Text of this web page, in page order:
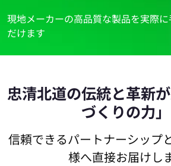
現地メーカーの高品質な製品を実際
だけます
忠清北道の伝統と革新
づくりの力
信頼できるパートナーシップ
様へ直接お届けし